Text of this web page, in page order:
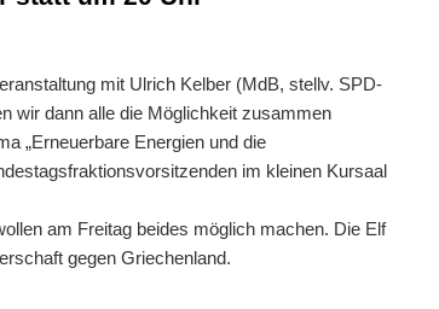
mit Ulrich Kelber (MdB, stellv. SPD-
wir dann alle die Möglichkeit zusammen
„Erneuerbare Energien und die
im kleinen Kursaal
am Freitag beides möglich machen. Die Elf
gegen Griechenland.